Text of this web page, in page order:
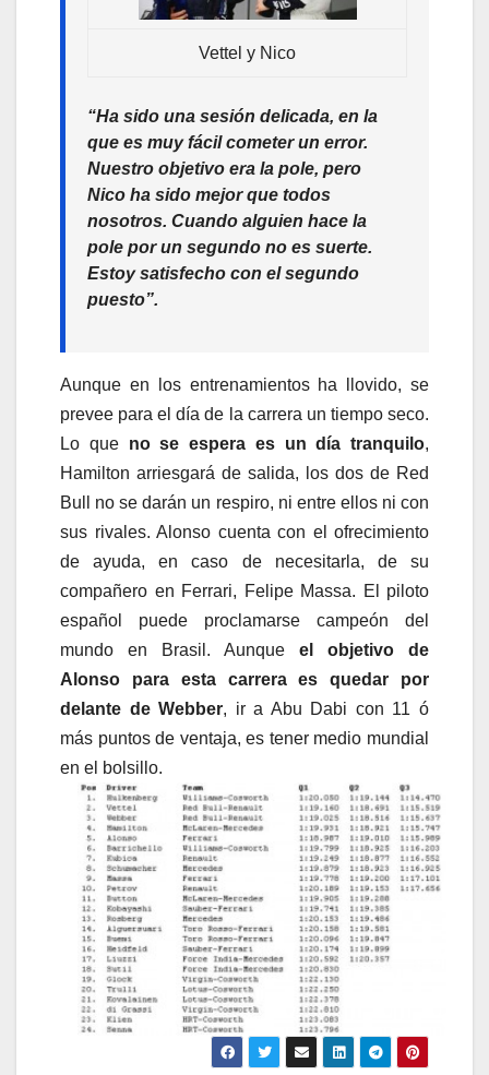
Vettel y Nico
“Ha sido una sesión delicada, en la
que es muy fácil cometer un error.
Nuestro objetivo era la pole, pero
Nico ha sido mejor que todos
nosotros. Cuando alguien hace la
pole por un segundo no es suerte.
Estoy satisfecho con el segundo
puesto”.
Aunque en los entrenamientos ha llovido, se
prevee para el día de la carrera un tiempo seco.
Lo que no se espera es un día tranquilo,
Hamilton arriesgará de salida, los dos de Red
Bull no se darán un respiro, ni entre ellos ni con
sus rivales. Alonso cuenta con el ofrecimiento
de ayuda, en caso de necesitarla, de su
compañero en Ferrari, Felipe Massa. El piloto
español puede proclamarse campeón del
mundo en Brasil. Aunque el objetivo de
Alonso para esta carrera es quedar por
delante de Webber, ir a Abu Dabi con 11 ó
más puntos de ventaja, es tener medio mundial
en el bolsillo.